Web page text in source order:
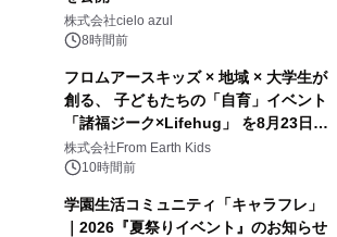
株式会社cielo azul
8時間前
フロムアースキッズ × 地域 × 大学生が
創る、 子どもたちの「自育」イベント
「諸福ジーク×Lifehug」 を8月23日
(日)開催
株式会社From Earth Kids
10時間前
学園生活コミュニティ「キャラフレ」
｜2026『夏祭りイベント』のお知らせ